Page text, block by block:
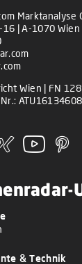
Marktanalyse
| A-1070 Wien
Wien | FN
ATU16134608
& Technik